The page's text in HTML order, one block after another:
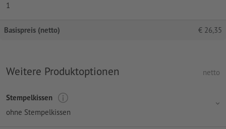
1
Basispreis (netto) € 26,35
Weitere Produktoptionen netto
Stempelkissen
ohne Stempelkissen